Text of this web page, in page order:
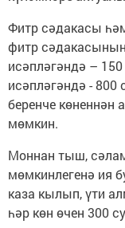
Фитр сәдакасы
фитр
исәпләгәндә –
исәпләгәндә -
беренче көненнән
мөмкин.
Моннан тыш,
мөмкинлегенә ия
каза кылып, үти
һәр көн өчен 300